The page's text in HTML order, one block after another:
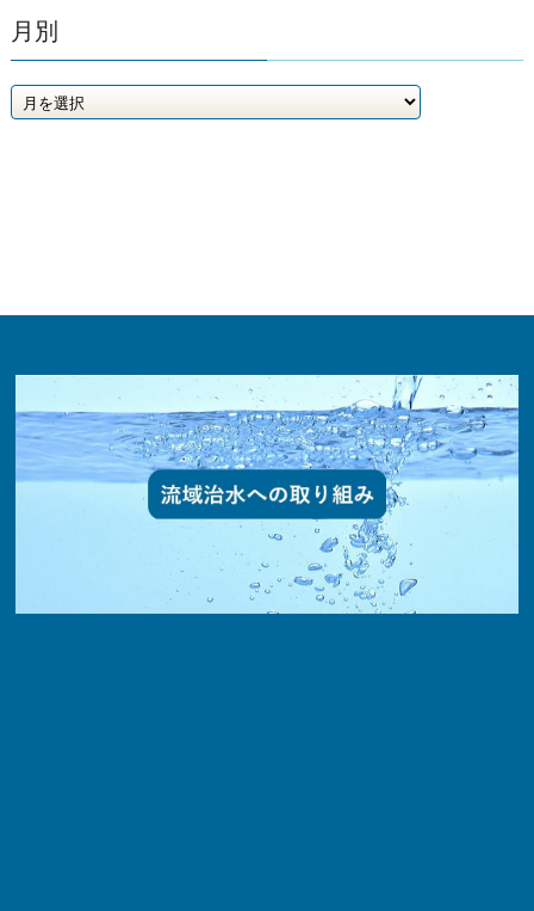
月別